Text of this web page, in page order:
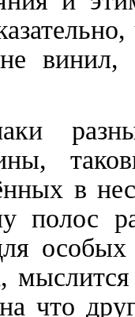
в
полос
что